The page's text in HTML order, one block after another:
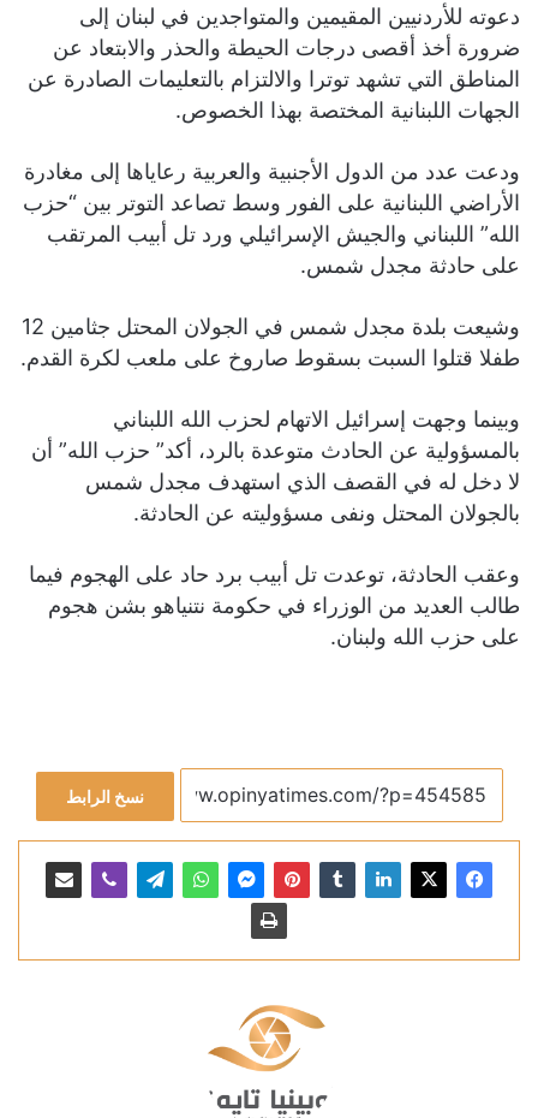
دعوته للأردنيين المقيمين والمتواجدين في لبنان إلى
ضرورة أخذ أقصى درجات الحيطة والحذر والابتعاد عن
المناطق التي تشهد توترا والالتزام بالتعليمات الصادرة عن
الجهات اللبنانية المختصة بهذا الخصوص.
ودعت عدد من الدول الأجنبية والعربية رعاياها إلى مغادرة
الأراضي اللبنانية على الفور وسط تصاعد التوتر بين “حزب
الله” اللبناني والجيش الإسرائيلي ورد تل أبيب المرتقب
على حادثة مجدل شمس.
وشيعت بلدة مجدل شمس في الجولان المحتل جثامين 12
طفلا قتلوا السبت بسقوط صاروخ على ملعب لكرة القدم.
وبينما وجهت إسرائيل الاتهام لحزب الله اللبناني
بالمسؤولية عن الحادث متوعدة بالرد، أكد” حزب الله” أن
لا دخل له في القصف الذي استهدف مجدل شمس
بالجولان المحتل ونفى مسؤوليته عن الحادثة.
وعقب الحادثة، توعدت تل أبيب برد حاد على الهجوم فيما
طالب العديد من الوزراء في حكومة نتنياهو بشن هجوم
على حزب الله ولبنان.
نسخ الرابط